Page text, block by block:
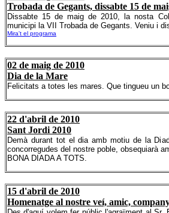
Trobada de Gegants, dissabte 15 de
Dissabte 15 de maig de 2010, la nosta
municipi la VII Trobada de Gegants. Veniu i
Mira't el programa
02 de maig de 2010
Dia de la Mare
Felicitats a totes les mares. Que tingueu un
22 d'abril de 2010
Sant Jordi 2010
Demà durant tot el dia amb motiu de la
concorregudes del nostre poble, obsequiarà
BONA DIADA A TOTS.
15 d'abril de 2010
Homenatge al nostre veí, amic,